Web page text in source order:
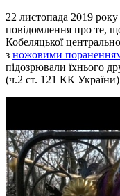
22 листопада 2019 року
повідомлення про те,
Кобеляцької
з ножовими
підозрювали їхнього
(ч.2 ст. 121 КК